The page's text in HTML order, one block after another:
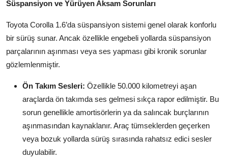
Süspansiyon ve Yürüyen Aksam Sorunları
Toyota Corolla 1.6’da süspansiyon sistemi genel olarak konforlu
bir sürüş sunar. Ancak özellikle engebeli yollarda süspansiyon
parçalarının aşınması veya ses yapması gibi kronik sorunlar
gözlemlenmiştir.
Ön Takım Sesleri: Özellikle 50.000 kilometreyi aşan
araçlarda ön takımda ses gelmesi sıkça rapor edilmiştir. Bu
sorun genellikle amortisörlerin ya da salıncak burçlarının
aşınmasından kaynaklanır. Araç tümseklerden geçerken
veya bozuk yollarda sürüş sırasında rahatsız edici sesler
duyulabilir.